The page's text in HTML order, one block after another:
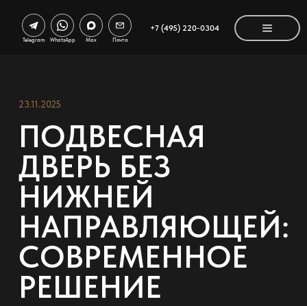
+7 (495) 220-0304
Telegram WhatsApp Max Почта
23.11.2025
ПОДВЕСНАЯ
ДВЕРЬ БЕЗ
НИЖНЕЙ
НАПРАВЛЯЮЩЕЙ:
СОВРЕМЕННОЕ
РЕШЕНИЕ